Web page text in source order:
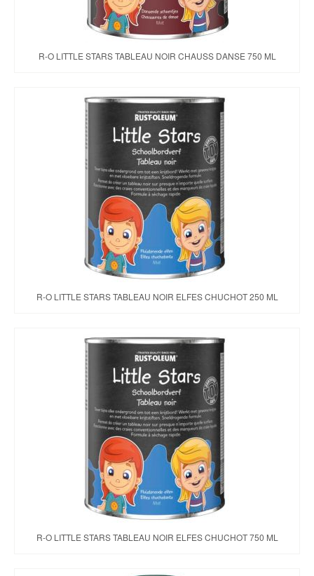
R-O LITTLE STARS TABLEAU NOIR CHAUSS DANSE 750 ML
R-O LITTLE STARS TABLEAU NOIR ELFES CHUCHOT 250 ML
R-O LITTLE STARS TABLEAU NOIR ELFES CHUCHOT 750 ML